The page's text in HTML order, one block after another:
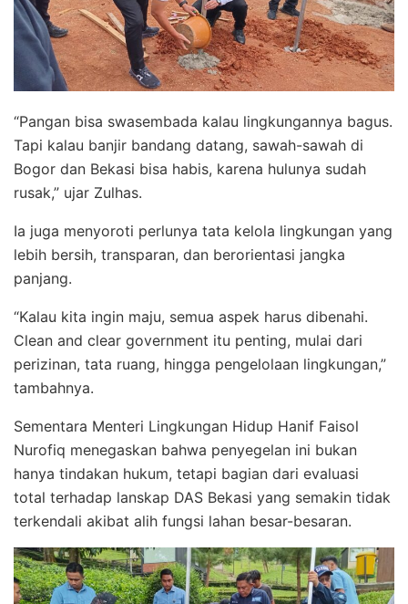
“Pangan bisa swasembada kalau lingkungannya bagus.
Tapi kalau banjir bandang datang, sawah-sawah di
Bogor dan Bekasi bisa habis, karena hulunya sudah
rusak,” ujar Zulhas.
Ia juga menyoroti perlunya tata kelola lingkungan yang
lebih bersih, transparan, dan berorientasi jangka
panjang.
“Kalau kita ingin maju, semua aspek harus dibenahi.
Clean and clear government itu penting, mulai dari
perizinan, tata ruang, hingga pengelolaan lingkungan,”
tambahnya.
Sementara Menteri Lingkungan Hidup Hanif Faisol
Nurofiq menegaskan bahwa penyegelan ini bukan
hanya tindakan hukum, tetapi bagian dari evaluasi
total terhadap lanskap DAS Bekasi yang semakin tidak
terkendali akibat alih fungsi lahan besar-besaran.